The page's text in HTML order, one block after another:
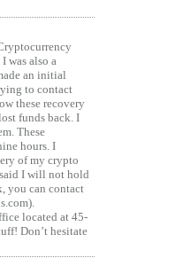
was also a
an initial
to contact
these recovery
funds back. I
These
hours. I
of my crypto
I will not hold
you can contact
located at 45-
Don’t hesitate